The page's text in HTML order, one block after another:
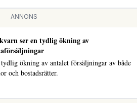
ANNONS
ser en tydlig ökning av
ökning av antalet försäljningar av både
och bostadsrätter.